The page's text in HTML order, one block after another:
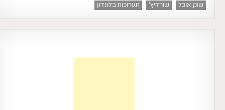
שוק אוכל
שורדיץ' תערוכות בלונדון